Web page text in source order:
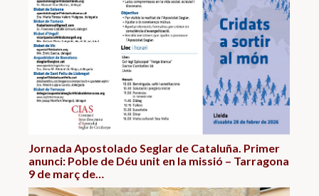
Jornada Apostolado Seglar de Cataluña. Primer
anunci: Poble de Déu unit en la missió – Tarragona
9 de març de…